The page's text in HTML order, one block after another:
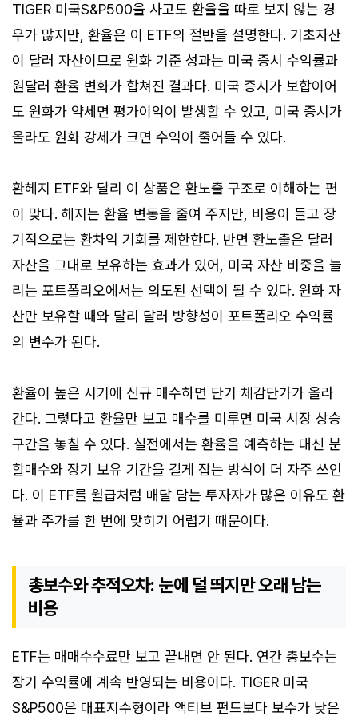
TIGER 미국S&P500을 사고도 환율을 따로 보지 않는 경
우가 많지만, 환율은 이 ETF의 절반을 설명한다. 기초자산
이 달러 자산이므로 원화 기준 성과는 미국 증시 수익률과
원달러 환율 변화가 합쳐진 결과다. 미국 증시가 보합이어
도 원화가 약세면 평가이익이 발생할 수 있고, 미국 증시가
올라도 원화 강세가 크면 수익이 줄어들 수 있다.
환헤지 ETF와 달리 이 상품은 환노출 구조로 이해하는 편
이 맞다. 헤지는 환율 변동을 줄여 주지만, 비용이 들고 장
기적으로는 환차익 기회를 제한한다. 반면 환노출은 달러
자산을 그대로 보유하는 효과가 있어, 미국 자산 비중을 늘
리는 포트폴리오에서는 의도된 선택이 될 수 있다. 원화 자
산만 보유할 때와 달리 달러 방향성이 포트폴리오 수익률
의 변수가 된다.
환율이 높은 시기에 신규 매수하면 단기 체감단가가 올라
간다. 그렇다고 환율만 보고 매수를 미루면 미국 시장 상승
구간을 놓칠 수 있다. 실전에서는 환율을 예측하는 대신 분
할매수와 장기 보유 기간을 길게 잡는 방식이 더 자주 쓰인
다. 이 ETF를 월급처럼 매달 담는 투자자가 많은 이유도 환
율과 주가를 한 번에 맞히기 어렵기 때문이다.
총보수와 추적오차: 눈에 덜 띄지만 오래 남는
비용
ETF는 매매수수료만 보고 끝내면 안 된다. 연간 총보수는
장기 수익률에 계속 반영되는 비용이다. TIGER 미국
S&P500은 대표지수형이라 액티브 펀드보다 보수가 낮은